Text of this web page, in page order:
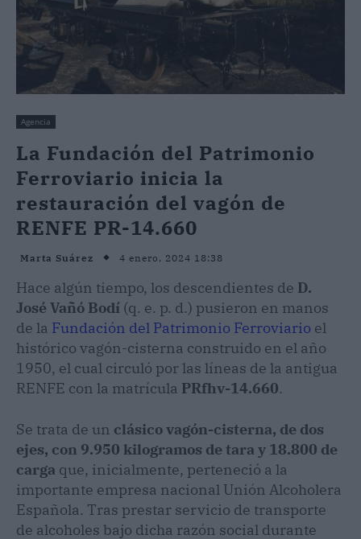
Agencia
La Fundación del Patrimonio
Ferroviario inicia la
restauración del vagón de
RENFE PR-14.660
Marta Suárez 4 enero, 2024 18:38
Hace algún tiempo, los descendientes de D.
José Vañó Bodí (q. e. p. d.) pusieron en manos
de la Fundación del Patrimonio Ferroviario el
histórico vagón-cisterna construido en el año
1950, el cual circuló por las líneas de la antigua
RENFE con la matrícula PRfhv-14.660.
Se trata de un clásico vagón-cisterna, de dos
ejes, con 9.950 kilogramos de tara y 18.800 de
carga que, inicialmente, perteneció a la
importante empresa nacional Unión Alcoholera
Española. Tras prestar servicio de transporte
de alcoholes bajo dicha razón social durante